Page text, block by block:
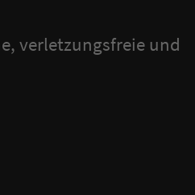
verletzungsfreie und